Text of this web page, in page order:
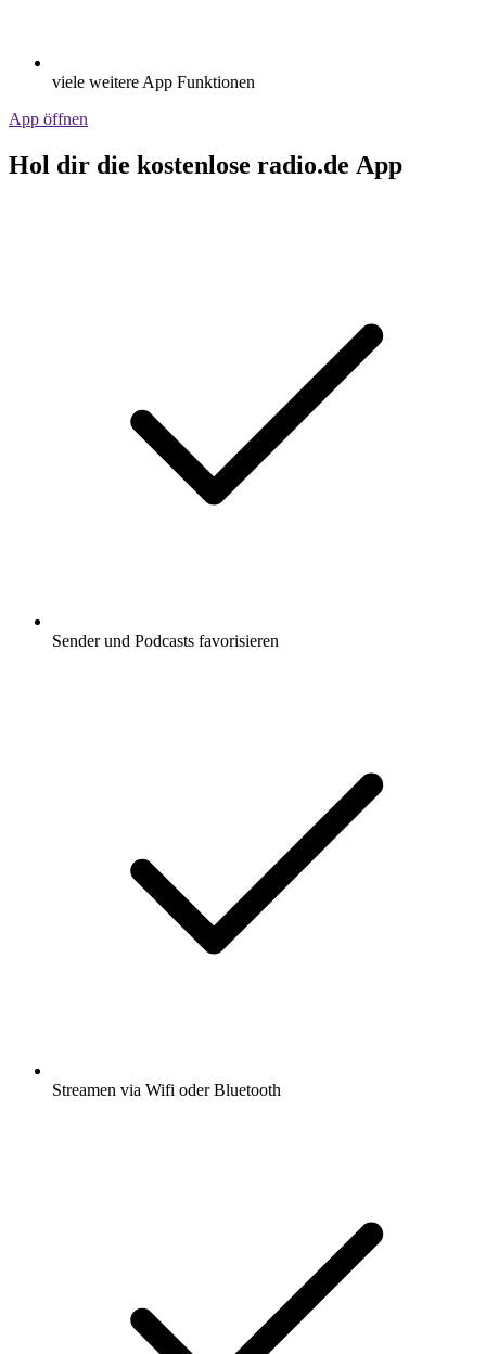
viele weitere App Funktionen
App öffnen
Hol dir die kostenlose radio.de App
Sender und Podcasts favorisieren
Streamen via Wifi oder Bluetooth